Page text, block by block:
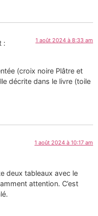
: 1 août 2024 à 8:33 am
(croix noire Plâtre et
décrite dans le livre (toile
1 août 2024 à 10:17 am
deux tableaux avec le
attention. C’est